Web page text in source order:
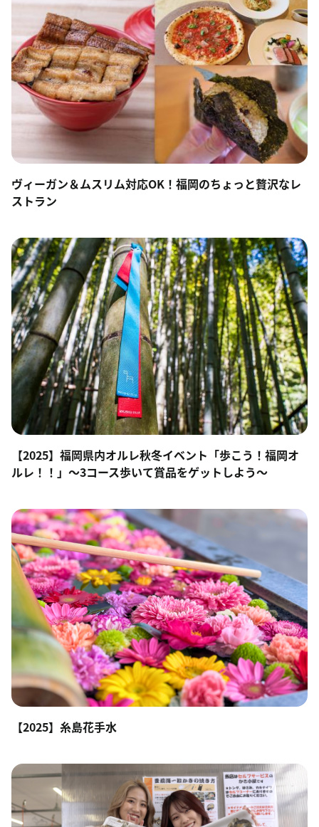
ヴィーガン＆ムスリム対応OK！福岡のちょっと贅沢なレ
ストラン
【2025】福岡県内オルレ秋冬イベント「歩こう！福岡オ
ルレ！！」～3コース歩いて賞品をゲットしよう～
【2025】糸島花手水